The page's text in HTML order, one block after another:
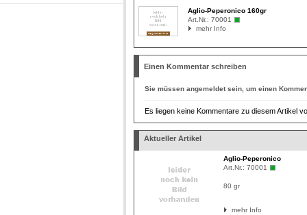
Aglio-Peperonico 160gr
Art.Nr.: 70001
mehr Info
Einen Kommentar schreiben
Sie müssen angemeldetsein, um einen
Es liegen keine Kommentare zu diesem Artikel
Aktueller Artikel
Aglio-Peperonico
Art.Nr.: 70001
80 gr
mehr Info